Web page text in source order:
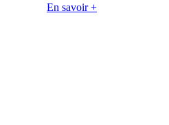
En savoir +